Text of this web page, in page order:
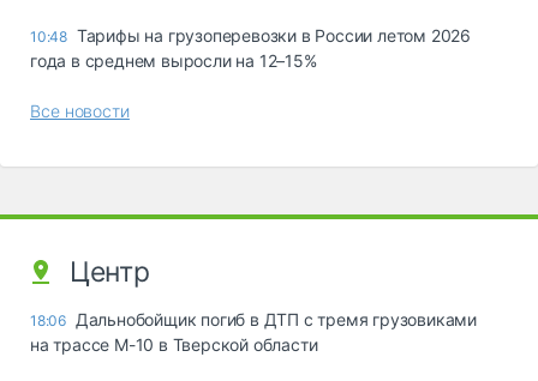
10:48 Тарифы на грузоперевозки в России летом 2026
года в среднем выросли на 12–15%
Все новости
Центр
18:06 Дальнобойщик погиб в ДТП с тремя грузовиками
на трассе М-10 в Тверской области